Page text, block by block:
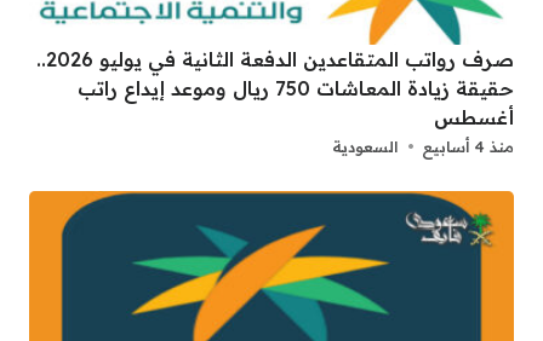
صرف رواتب المتقاعدين الدفعة الثانية في يوليو 2026..
حقيقة زيادة المعاشات 750 ريال وموعد إيداع راتب
أغسطس
منذ 4 أسابيع السعودية